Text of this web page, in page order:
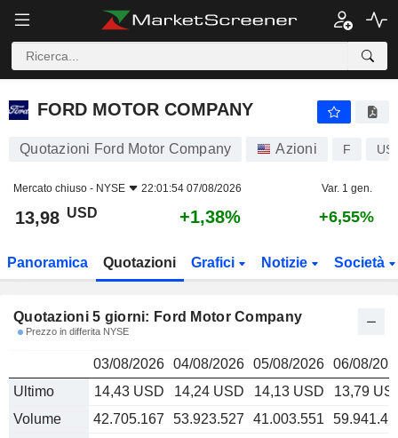
FORD MOTOR COMPANY 13,98
FORD MOTOR COMPANY
Quotazioni Ford Motor Company Azioni F
Mercato chiuso - NYSE 22:01:54 07/08/2026 Var. 1 gen.
13,98 USD +1,38% +6,55%
Panoramica Quotazioni Grafici Notizie Società
Quotazioni 5 giorni: Ford Motor Company
Prezzo in differita NYSE
03/08/2026 04/08/2026 05/08/2026 06/08/
Ultimo
14,43 USD 14,24 USD 14,13 USD
13,79
Volume
42.705.167 53.923.527 41.003.551